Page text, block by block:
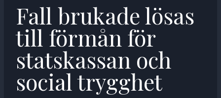
Fall brukade lösas
till förmån för
statskassan och
social trygghet